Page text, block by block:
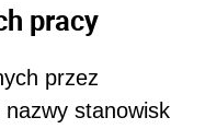
pracy
przez
stanowisk